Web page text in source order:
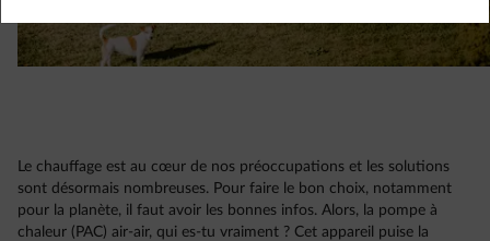
Le chauffage est au cœur de nos préoccupations et les solutions
sont désormais nombreuses. Pour faire le bon choix, notamment
pour la planète, il faut avoir les bonnes infos. Alors, la pompe à
chaleur (PAC) air-air, qui es-tu vraiment ? Cet appareil puise la